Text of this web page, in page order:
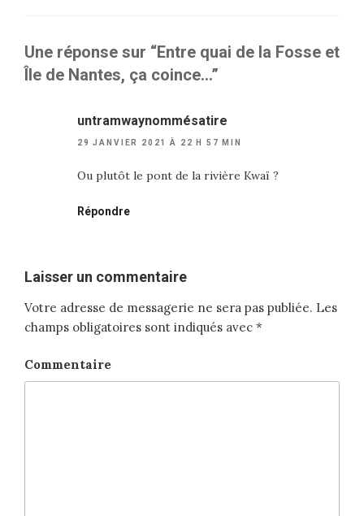
Une réponse sur “Entre quai de la Fosse et
Île de Nantes, ça coince…”
untramwaynommésatire
29 JANVIER 2021 À 22 H 57 MIN
Ou plutôt le pont de la rivière Kwaï ?
Répondre
Laisser un commentaire
Votre adresse de messagerie ne sera pas publiée. Les
champs obligatoires sont indiqués avec *
Commentaire